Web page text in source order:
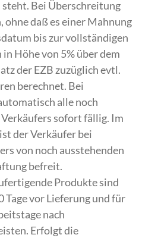
steht. Bei Überschreitung
daß es einer Mahnung
bis zur vollständigen
Höhe von 5% über dem
der EZB zuzüglich evtl.
berechnet. Bei
alle noch
sofort fällig. Im
der Verkäufer bei
von noch ausstehenden
befreit.
Produkte sind
Tage vor Lieferung und für
nach
Erfolgt die